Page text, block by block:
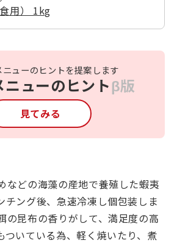
用） 1kg
ューのヒントを提案します
ニューのヒントβ版
見てみる
などの海藻の産地で養殖した蝦夷
チング後、急速冷凍し個包装しま
の昆布の香りがして、満足度の高
ついている為、軽く焼いたり、煮